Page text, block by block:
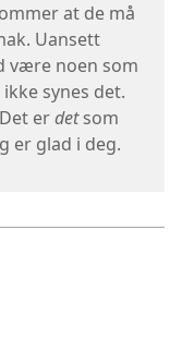
at de må
Uansett
være noen som
synes det.
erdetsom
er glad i deg.